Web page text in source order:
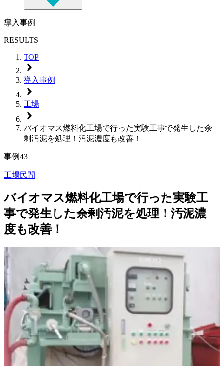
導入事例
RESULTS
TOP
導入事例
工場
バイオマス燃料化工場で行った実験工事で発生した余
剰汚泥を処理！汚泥濃度も改善！
事例43
工場民間
バイオマス燃料化工場で行った実験工
事で発生した余剰汚泥を処理！汚泥濃
度も改善！